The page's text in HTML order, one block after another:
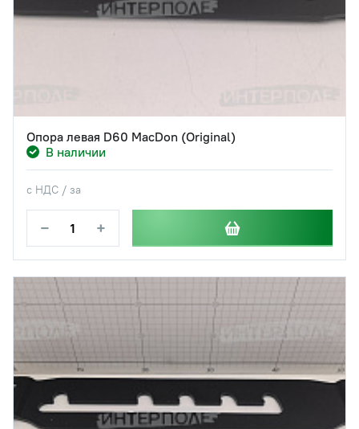
Опора левая D60 MacDon (Original)
В наличии
с НДС / за
− +